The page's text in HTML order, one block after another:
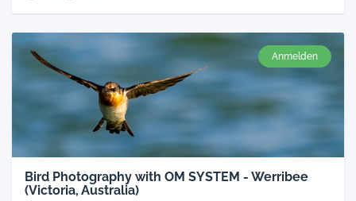
Anmelden
Bird Photography with OM SYSTEM - Werribee
(Victoria, Australia)